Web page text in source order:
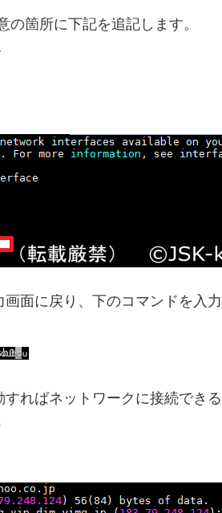
の箇所に下記を追記します。
面に戻り、下のコマンドを入
ればネットワークに接続でき